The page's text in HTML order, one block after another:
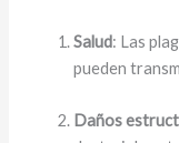
Salud: Las
pueden
Daños